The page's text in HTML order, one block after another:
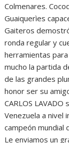
Colmenares.
Guaiquerìes
Gaiteros
ronda regular y
herramientas
mucho la partida
de las grandes
honor ser su
CARLOS
Venezuela a nivel
campeón mundial
Le enviamos un